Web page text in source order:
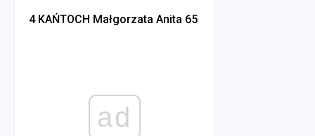
4 KAŃTOCH Małgorzata Anita 65
ad